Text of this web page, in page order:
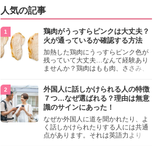
人気の記事
鶏肉がうっすらピンクは大丈夫？
火が通っているか確認する方法
加熱した鶏肉にうっすらピンク色が
残っていて大丈夫…なんて経験あり
ませんか？鶏肉はもも肉、ささみ、
わいが異なり、いろいろと楽しめる
料理ですが、鶏肉は加熱した後でも
うっすらピンク色の部分が大丈夫な
のと気になるときがあります。この
記事では生焼けか火が通っているの
かを確認する方法や、鶏肉を調理す
るときの注意点を紹介しますので、
参考にしてみてくださいね。
外国人に話しかけられる人の特徴
７つ…なぜ選ばれる？理由は無意
識のサインにあった！
なぜか外国人に道を聞かれたり、よ
く話しかけられたりする人には共通
点があります。それは英語力より